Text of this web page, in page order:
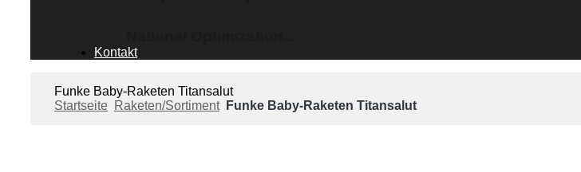
Kontakt
Funke Baby-Raketen Titansalut
Startseite Raketen/Sortiment Funke Baby-Raketen Titansalut